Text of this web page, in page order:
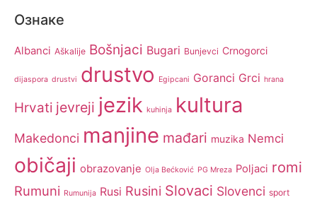
Ознаке
Albanci Aškalije Bošnjaci Bugari Bunjevci Crnogorci
dijaspora drustvi drustvo Egipcani Goranci Grci hrana
Hrvati jevreji jezik kuhinja kultura
Makedonci manjine mađari muzika Nemci
običaji obrazovanje Olja Bećković PG Mreza Poljaci romi
Rumuni Rumunija Rusi Rusini Slovaci Slovenci sport